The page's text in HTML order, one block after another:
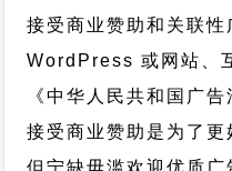
接受商业赞助和关联
WordPress 或网站、
《中华人民共和国广告
接受商业赞助是为了更
但宁缺毋滥欢迎优质广